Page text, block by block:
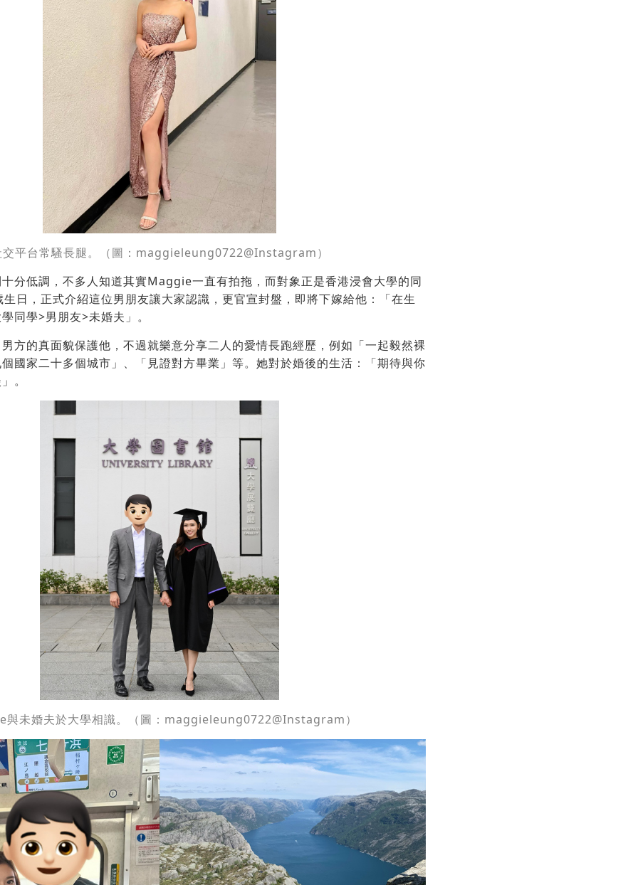
交平台常騷長腿。（圖：maggieleung0722@Instagram）
分低調，不多人知道其實Maggie一直有拍拖，而對象正是香港浸會大學的同
日，正式介紹這位男朋友讓大家認識，更官宣封盤，即將下嫁給他：「在生
同學>男朋友>未婚夫」。
方的真面貌保護他，不過就樂意分享二人的愛情長跑經歷，例如「一起毅然裸
國家二十多個城市」、「見證對方畢業」等。她對於婚後的生活：「期待與你
。
未婚夫於大學相識。（圖：maggieleung0722@Instagram）